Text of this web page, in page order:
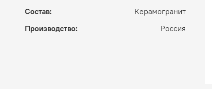
Состав:
Керамогранит
Производство:
Россия